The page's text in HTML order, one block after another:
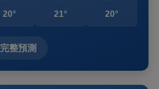
20°
21°
20°
整預測